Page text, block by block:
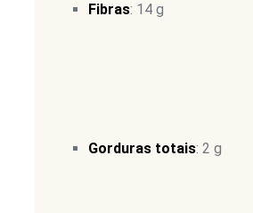
Fibras: 14 g
Gorduras totais: 2 g